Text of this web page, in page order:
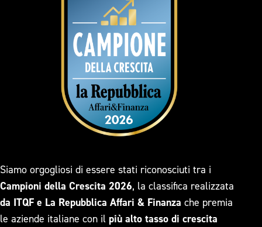
Siamo orgogliosi di essere stati riconosciuti tra i
Campioni della Crescita 2026, la classifica realizzata
da ITQF e La Repubblica Affari & Finanza che premia
le aziende italiane con il più alto tasso di crescita